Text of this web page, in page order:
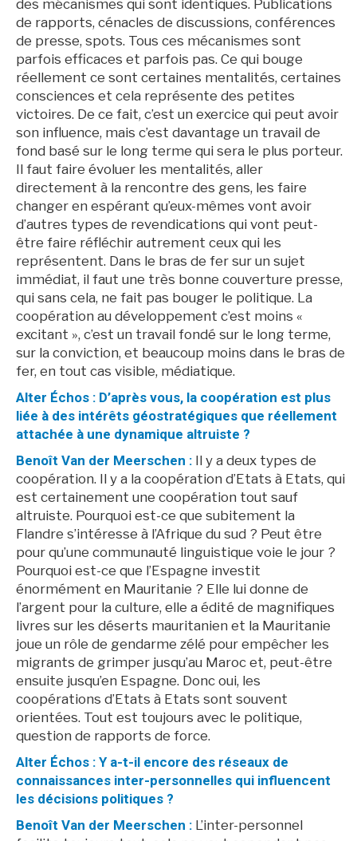
des mécanismes qui sont identiques. Publications
de rapports, cénacles de discussions, conférences
de presse, spots. Tous ces mécanismes sont
parfois efficaces et parfois pas. Ce qui bouge
réellement ce sont certaines mentalités, certaines
consciences et cela représente des petites
victoires. De ce fait, c’est un exercice qui peut avoir
son influence, mais c’est davantage un travail de
fond basé sur le long terme qui sera le plus porteur.
Il faut faire évoluer les mentalités, aller
directement à la rencontre des gens, les faire
changer en espérant qu’eux-mêmes vont avoir
d’autres types de revendications qui vont peut-
être faire réfléchir autrement ceux qui les
représentent. Dans le bras de fer sur un sujet
immédiat, il faut une très bonne couverture presse,
qui sans cela, ne fait pas bouger le politique. La
coopération au développement c’est moins «
excitant », c’est un travail fondé sur le long terme,
sur la conviction, et beaucoup moins dans le bras de
fer, en tout cas visible, médiatique.
Alter Échos : D’après vous, la coopération est plus
liée à des intérêts géostratégiques que réellement
attachée à une dynamique altruiste ?
Benoît Van der Meerschen : Il y a deux types de
coopération. Il y a la coopération d’Etats à Etats, qui
est certainement une coopération tout sauf
altruiste. Pourquoi est-ce que subitement la
Flandre s’intéresse à l’Afrique du sud ? Peut être
pour qu’une communauté linguistique voie le jour ?
Pourquoi est-ce que l’Espagne investit
énormément en Mauritanie ? Elle lui donne de
l’argent pour la culture, elle a édité de magnifiques
livres sur les déserts mauritanien et la Mauritanie
joue un rôle de gendarme zélé pour empêcher les
migrants de grimper jusqu’au Maroc et, peut-être
ensuite jusqu’en Espagne. Donc oui, les
coopérations d’Etats à Etats sont souvent
orientées. Tout est toujours avec le politique,
question de rapports de force.
Alter Échos : Y a-t-il encore des réseaux de
connaissances inter-personnelles qui influencent
les décisions politiques ?
Benoît Van der Meerschen : L’inter-personnel